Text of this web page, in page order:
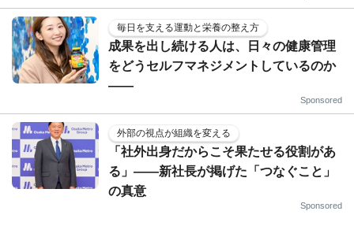
毎日を支える運動と栄養の整え方
成果を出し続ける人は、日々の健康管理
をどうセルフマネジメントしているのか
——
Sponsored
外部の視点が組織を変える
「社外出身だからこそ果たせる役割があ
る」――新社長が掲げた「つなぐこと」
の真意
Sponsored